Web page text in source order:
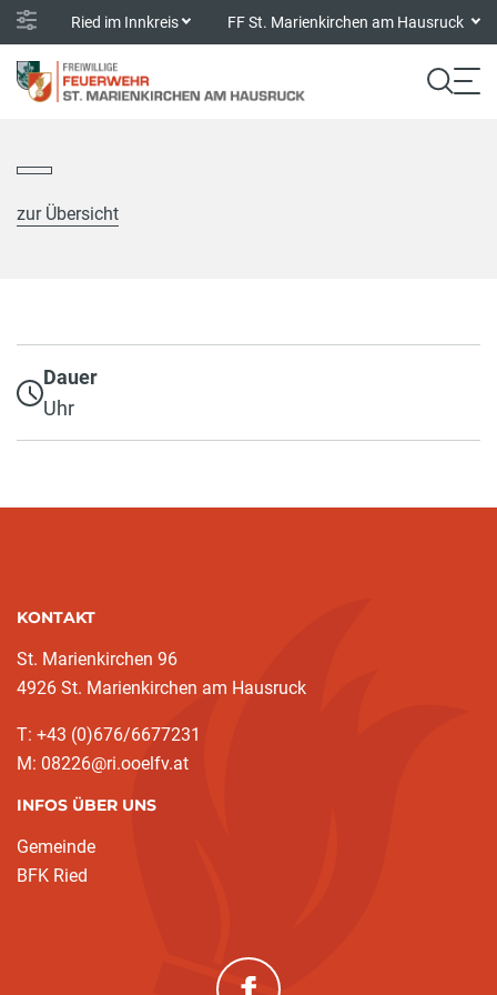
Ried im Innkreis FF St. Marienkirchen am Hausruck
zur Übersicht
Dauer
Uhr
KONTAKT
St. Marienkirchen 96
4926 St. Marienkirchen am Hausruck
T: +43 (0)676/6677231
M: 08226@ri.ooelfv.at
INFOS ÜBER UNS
Gemeinde
BFK Ried